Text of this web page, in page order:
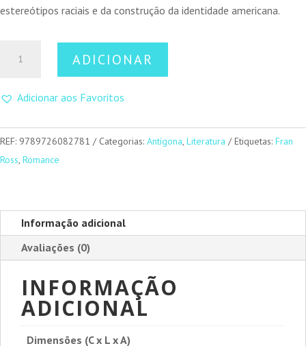
estereótipos raciais e da construção da identidade americana.
ADICIONAR
Adicionar aos Favoritos
REF: 9789726082781 Categorias: Antígona, Literatura Etiquetas: Fran
Ross, Romance
Informação adicional
Avaliações (0)
INFORMAÇÃO
ADICIONAL
Dimensões (C x L x A)